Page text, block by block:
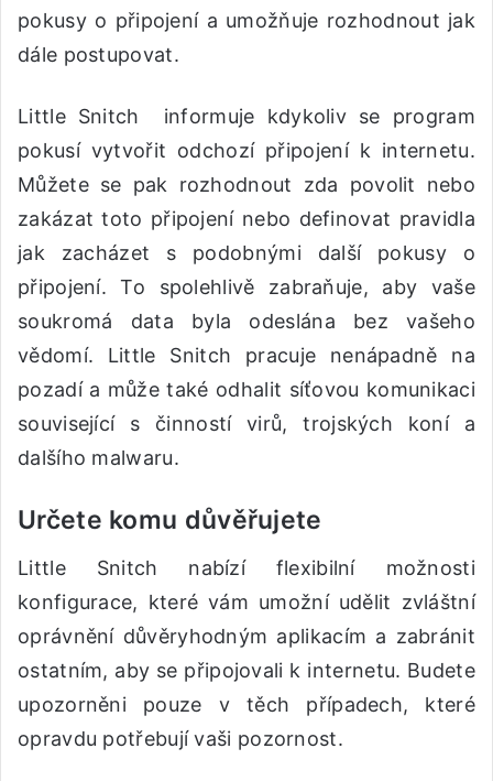
pokusy o připojení a umožňuje rozhodnout jak
dále postupovat.
Little Snitch informuje kdykoliv se program
pokusí vytvořit odchozí připojení k internetu.
Můžete se pak rozhodnout zda povolit nebo
zakázat toto připojení nebo definovat pravidla
jak zacházet s podobnými další pokusy o
připojení. To spolehlivě zabraňuje, aby vaše
soukromá data byla odeslána bez vašeho
vědomí. Little Snitch pracuje nenápadně na
pozadí a může také odhalit síťovou komunikaci
související s činností virů, trojských koní a
dalšího malwaru.
Určete komu důvěřujete
Little Snitch nabízí flexibilní možnosti
konfigurace, které vám umožní udělit zvláštní
oprávnění důvěryhodným aplikacím a zabránit
ostatním, aby se připojovali k internetu. Budete
upozorněni pouze v těch případech, které
opravdu potřebují vaši pozornost.